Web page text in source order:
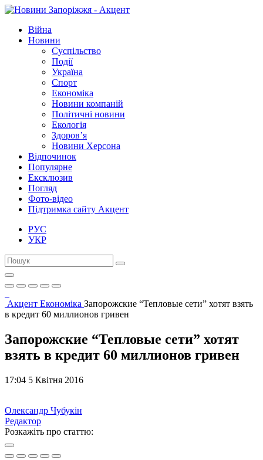
Війна
Новини
Суспільство
Події
Україна
Спорт
Економіка
Новини компаній
Політичні новини
Екологія
Здоров’я
Новини Херсона
Відпочинок
Популярне
Ексклюзив
Погляд
Фото-відео
Підтримка сайту Акцент
РУС
УКР
Акцент Економіка Запорожские “Тепловые сети” хотят взять
в кредит 60 миллионов гривен
Запорожские “Тепловые сети” хотят
взять в кредит 60 миллионов гривен
17:04 5 Квітня 2016
Олександр Чубукін
Редактор
Розкажіть про статтю: